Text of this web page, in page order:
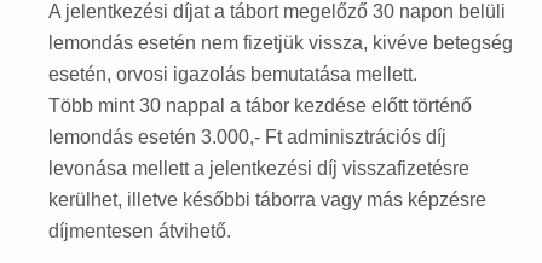
A jelentkezési díjat a tábort megelőző 30 napon belüli
lemondás esetén nem fizetjük vissza, kivéve betegség
esetén, orvosi igazolás bemutatása mellett.
Több mint 30 nappal a tábor kezdése előtt történő
lemondás esetén 3.000,- Ft adminisztrációs díj
levonása mellett a jelentkezési díj visszafizetésre
kerülhet, illetve későbbi táborra vagy más képzésre
díjmentesen átvihető.